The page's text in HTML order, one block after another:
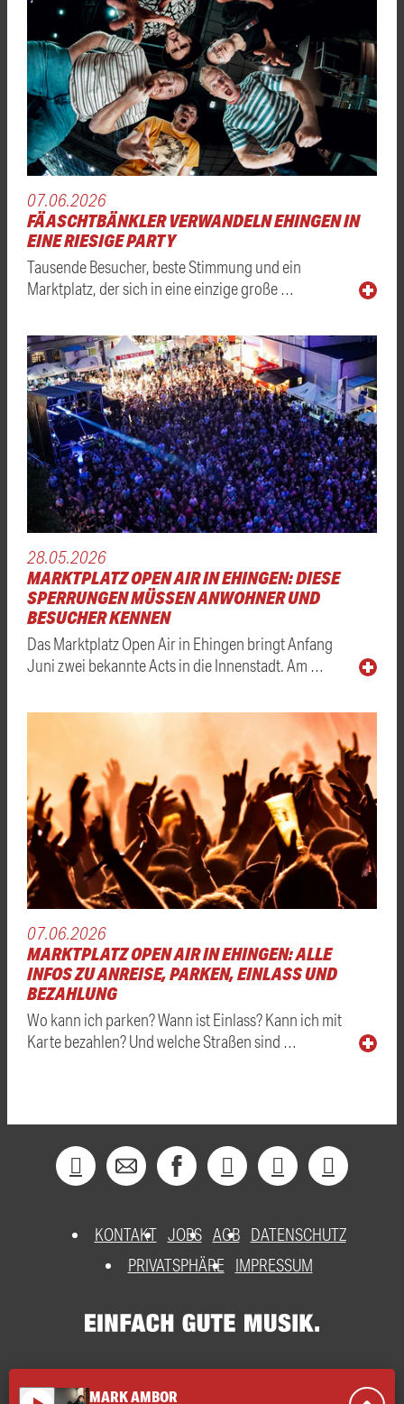
07.06.2026
FÄASCHTBÄNKLER VERWANDELN EHINGEN IN
EINE RIESIGE PARTY
Tausende Besucher, beste Stimmung und ein
Marktplatz, der sich in eine einzige große …
28.05.2026
MARKTPLATZ OPEN AIR IN EHINGEN: DIESE
SPERRUNGEN MÜSSEN ANWOHNER UND
BESUCHER KENNEN
Das Marktplatz Open Air in Ehingen bringt Anfang
Juni zwei bekannte Acts in die Innenstadt. Am …
07.06.2026
MARKTPLATZ OPEN AIR IN EHINGEN: ALLE
INFOS ZU ANREISE, PARKEN, EINLASS UND
BEZAHLUNG
Wo kann ich parken? Wann ist Einlass? Kann ich mit
Karte bezahlen? Und welche Straßen sind …
KONTAKT JOBS AGB DATENSCHUTZ
PRIVATSPHÄRE
IMPRESSUM
MARK AMBOR